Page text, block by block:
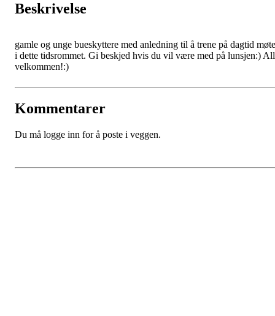
Beskrivelse
gamle og unge bueskyttere med anledning til å trene på dagtid
i dette tidsrommet. Gi beskjed hvis du vil være med på lunsjen:)
velkommen!:)
Kommentarer
Du må logge inn for å poste i veggen.